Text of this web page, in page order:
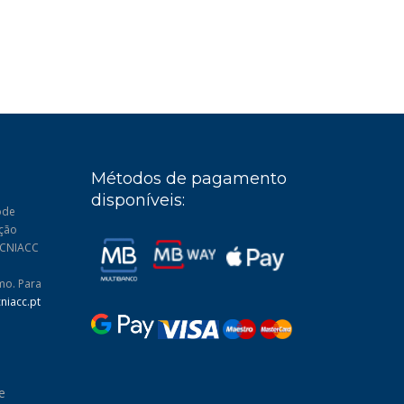
Para
Métodos de pagamento
disponíveis: